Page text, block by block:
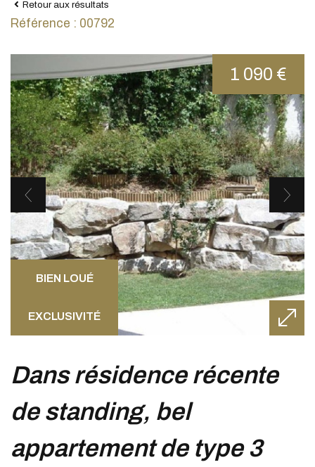
Retour aux résultats
Référence : 00792
BIEN LOUÉ
EXCLUSIVITÉ
1 090 €
dans résidence récente
de standing, bel
appartement de type 3